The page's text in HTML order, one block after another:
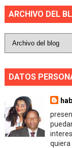
ARCHIVO DEL
DATOS
quiera